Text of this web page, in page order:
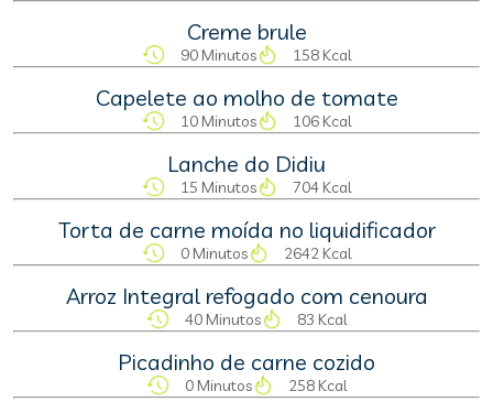
Creme brule
90 Minutos 158 Kcal
Capelete ao molho de tomate
10 Minutos 106 Kcal
Lanche do Didiu
15 Minutos 704 Kcal
Torta de carne moída no liquidificador
0 Minutos 2642 Kcal
Arroz Integral refogado com cenoura
40 Minutos 83 Kcal
Picadinho de carne cozido
0 Minutos 258 Kcal